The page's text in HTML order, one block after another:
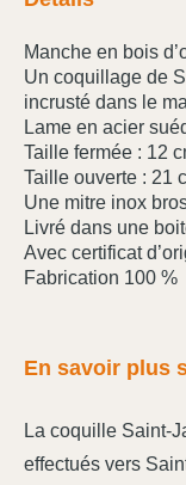
Manche en bois
Un coquillage de
incrusté dans le
Lame en acier
Taille fermée : 12
Taille ouverte : 21
Une mitre inox
Livré dans une
Avec certificat
Fabrication 100
En savoir plus
La coquille Saint-
effectués vers